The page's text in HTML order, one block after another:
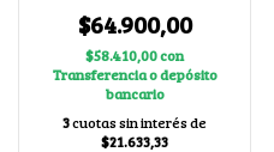
$64.900,00
$58.410,00con
Transferencia o depósito
bancario
3cuotas sin interés de
$21.633,33